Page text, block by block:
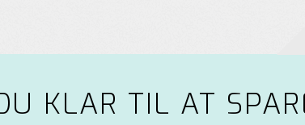
KLAR TIL AT